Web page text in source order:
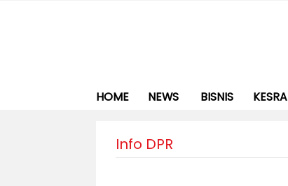
HOME NEWS BISNIS KESRA
Info DPR